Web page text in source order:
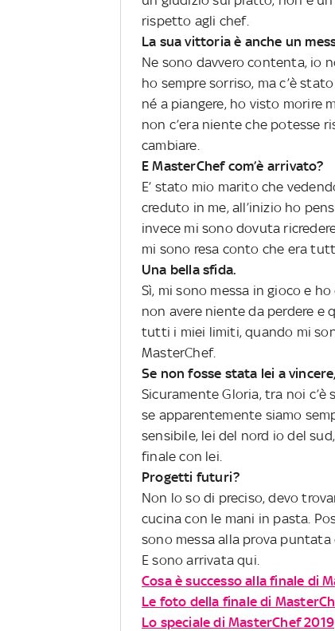
rispetto agli chef.
La sua vittoria è anche un
Ne sono davvero contenta, io
ho sempre sorriso, ma c’è
né a piangere, ho visto morire
non c’era niente che potesse
cambiare.
E MasterChef com’è arrivato?
E’ stato mio marito che
creduto in me, all’inizio ho
invece mi sono dovuta
mi sono resa conto che era
Una bella sfida.
Sì, mi sono messa in gioco e
non avere niente da perdere e
tutti i miei limiti, quando mi
MasterChef.
Se non fosse stata lei a
Sicuramente Gloria, tra noi
se apparentemente siamo
sensibile, lei del nord io del
finale con lei.
Progetti futuri?
Non lo so di preciso, devo
cucina con le mani in pasta.
sono messa alla prova puntata
E sono arrivata qui.
Cosa è successo alla finale di
Le foto della finale di
Lo speciale di MasterChef 2019